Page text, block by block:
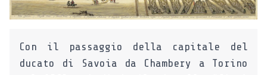
Con il passaggio della capitale del
ducato di Savoia da Chambery a Torino